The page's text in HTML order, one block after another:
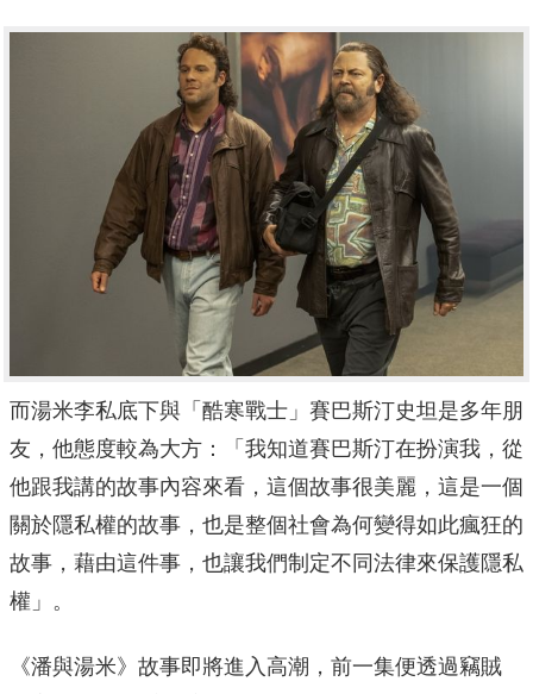
而湯米李私底下與「酷寒戰士」 賽巴斯汀史坦是多年朋
友，他態度較為大方：「 我知道賽巴斯汀在扮演我，從
他跟我講的故事內容來看， 這個故事很美麗，這是一個
關於隱私權的故事， 也是整個社會為何變得如此瘋狂的
故事，藉由這件事， 也讓我們制定不同法律來保護隱私
權」。
《潘與湯米》故事即將進入高潮，前一集便透過竊賊